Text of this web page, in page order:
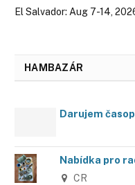
El Salvador: Aug 7-14,
HAMBAZÁR
Darujem
Nabídka pro
CR